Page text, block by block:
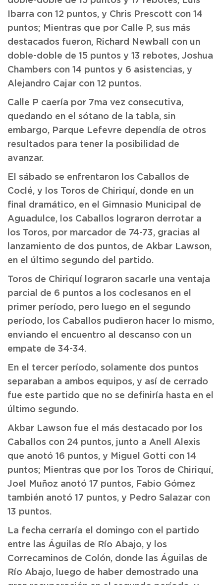
Ibarra con 12 puntos, y Chris Prescott con 14
puntos; Mientras que por Calle P, sus más
destacados fueron, Richard Newball con un
doble-doble de 15 puntos y 13 rebotes, Joshua
Chambers con 14 puntos y 6 asistencias, y
Alejandro Cajar con 12 puntos.
Calle P caería por 7ma vez consecutiva,
quedando en el sótano de la tabla, sin
embargo, Parque Lefevre dependía de otros
resultados para tener la posibilidad de
avanzar.
El sábado se enfrentaron los Caballos de
Coclé, y los Toros de Chiriquí, donde en un
final dramático, en el Gimnasio Municipal de
Aguadulce, los Caballos lograron derrotar a
los Toros, por marcador de 74-73, gracias al
lanzamiento de dos puntos, de Akbar Lawson,
en el último segundo del partido.
Toros de Chiriquí lograron sacarle una ventaja
parcial de 6 puntos a los coclesanos en el
primer período, pero luego en el segundo
período, los Caballos pudieron hacer lo mismo,
enviando el encuentro al descanso con un
empate de 34-34.
En el tercer período, solamente dos puntos
separaban a ambos equipos, y así de cerrado
fue este partido que no se definiría hasta en el
último segundo.
Akbar Lawson fue el más destacado por los
Caballos con 24 puntos, junto a Anell Alexis
que anotó 16 puntos, y Miguel Gotti con 14
puntos; Mientras que por los Toros de Chiriquí,
Joel Muñoz anotó 17 puntos, Fabio Gómez
también anotó 17 puntos, y Pedro Salazar con
13 puntos.
La fecha cerraría el domingo con el partido
entre las Águilas de Río Abajo, y los
Correcaminos de Colón, donde las Águilas de
Río Abajo, luego de haber demostrado una